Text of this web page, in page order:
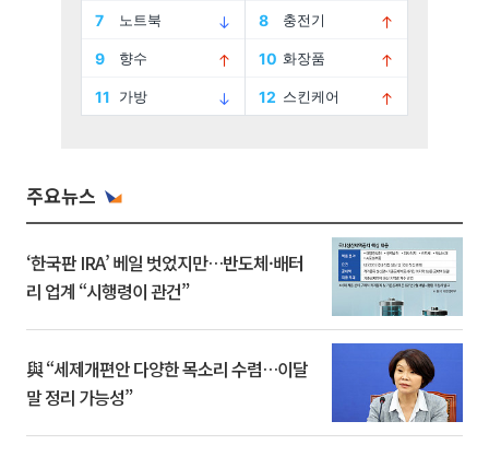
주요뉴스
‘한국판 IRA’ 베일 벗었지만…반도체·배터
리 업계 “시행령이 관건”
與 “세제개편안 다양한 목소리 수렴…이달
말 정리 가능성”